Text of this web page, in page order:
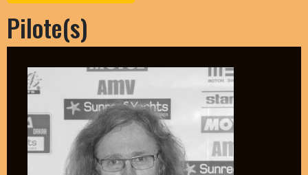
Pilote(s)